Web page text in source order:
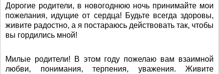
Дорогие родители, в новогоднюю ночь принимайте мои
пожелания, идущие от сердца! Будьте всегда здоровы,
живите радостно, а я постараюсь действовать так, чтобы
вы гордились мной!
Милые родители! В этом году пожелаю вам взаимной
любви, понимания, терпения, уважения. Живите